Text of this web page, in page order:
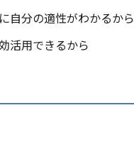
自分の適性がわかるから
活用できるから